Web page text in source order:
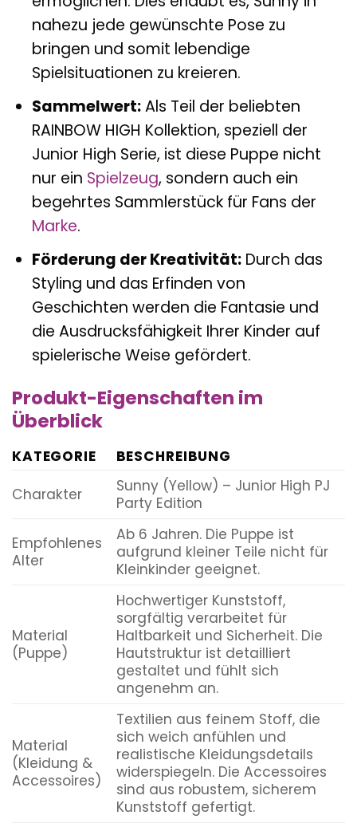
nahezu jede gewünschte Pose zu
bringen und somit lebendige
Spielsituationen zu kreieren.
Sammelwert:Als Teil der beliebten
RAINBOW HIGH Kollektion, speziell der
Junior High Serie, ist diese Puppe nicht
nur ein Spielzeug, sondern auch ein
begehrtes Sammlerstück für Fans der
Marke.
Förderung der Kreativität:Durch das
Styling und das Erfinden von
Geschichten werden die Fantasie und
die Ausdrucksfähigkeit Ihrer Kinder auf
spielerische Weise gefördert.
Produkt-Eigenschaften im
Überblick
KATEGORIE
BESCHREIBUNG
Charakter
Sunny (Yellow) – Junior High PJ
Party Edition
Empfohlenes
Alter
Ab 6 Jahren. Die Puppe ist
aufgrund kleiner Teile nicht für
Kleinkinder geeignet.
Material
(Puppe)
Hochwertiger Kunststoff,
sorgfältig verarbeitet für
Haltbarkeit und Sicherheit. Die
Hautstruktur ist detailliert
gestaltet und fühlt sich
angenehm an.
Material
(Kleidung &
Accessoires)
Textilien aus feinem Stoff, die
sich weich anfühlen und
realistische Kleidungsdetails
widerspiegeln. Die Accessoires
sind aus robustem, sicherem
Kunststoff gefertigt.